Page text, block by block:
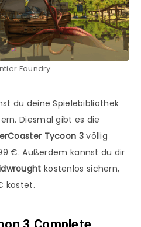
Foundry
du deine Spielebibliothek
Diesmal gibt es die
Tycoon 3völlig
€. Außerdem kannst du dir
kostenlos sichern,
kostet.